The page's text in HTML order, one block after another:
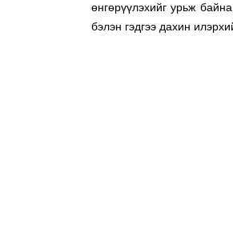
өнгөрүүлэхийг урьж
бэлэн гэдгээ дахин